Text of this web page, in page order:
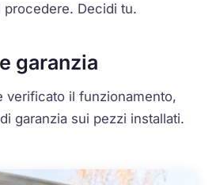
procedere. Decidi tu.
garanzia
verificato il funzionamento,
garanzia sui pezzi installati.